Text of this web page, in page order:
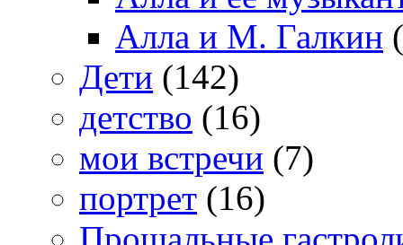
Алла и М. Галкин
Дети (142)
детство (16)
мои встречи (7)
портрет (16)